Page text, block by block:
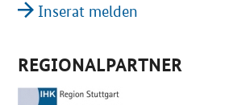
Inserat melden
REGIONALPARTNER